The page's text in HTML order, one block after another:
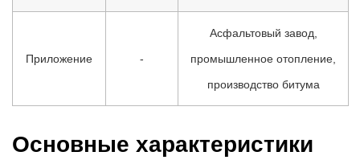
Приложение -
Асфальтовый завод,
промышленное отопление,
производство битума
Основные характеристики